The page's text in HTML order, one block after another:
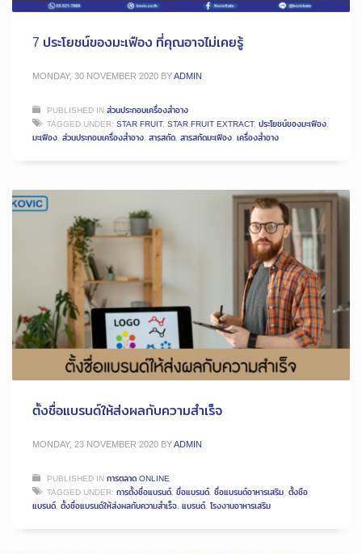
7 ประโยชน์ของมะเฟือง ที่คุณอาจไม่เคยรู้
MONDAY, 30 NOVEMBER 2020 BYADMIN
PUBLISHED INส่วนประกอบเครื่องสำอาง
TAGGED UNDER: STAR FRUIT, STAR FRUIT EXTRACT, ประโยชน์ของมะเฟือง,
มะเฟือง, ส่วนประกอบเครื่องสำอาง, สารสกัด, สารสกัดมะเฟือง, เครื่องสำอาง
ตั้งชื่อแบรนด์ให้ส่งผลกับความสำเร็จ
MONDAY, 23 NOVEMBER 2020 BYADMIN
PUBLISHED INการตลาด ONLINE
TAGGED UNDER: การตั้งชื่อแบรนด์, ขื่อแบรนด์, ชื่อแบรนด์อาหารเสริม, ตั้งชือ
แบรนด์, ตั้งชื่อแบรนด์ให้ส่งผลกับความสำเร็จ, แบรนด์, โรงงานอาหารเสริม